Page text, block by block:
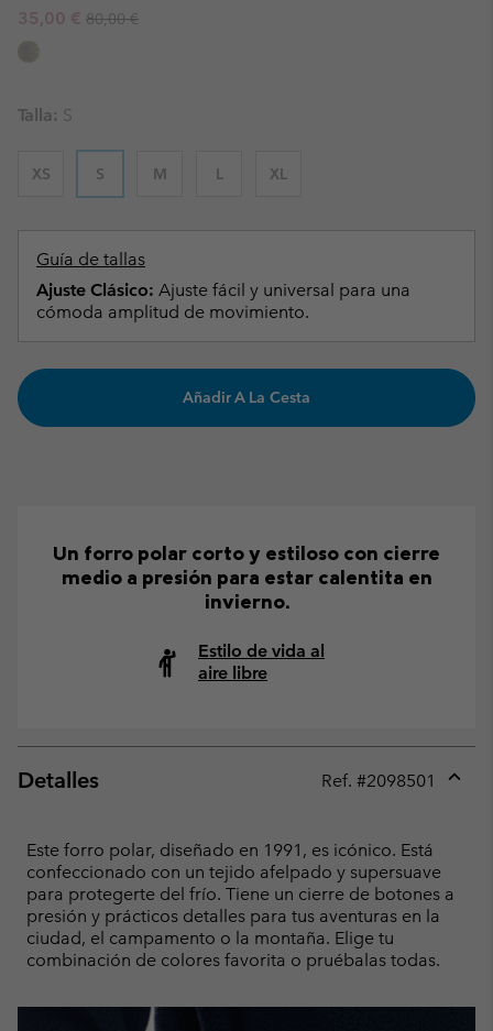
Sale price:
35,00 € Regular price:
80,00 €
Talla: S
XS S M L XL
Guía de tallas
Ajuste Clásico: Ajuste fácil y universal para una
cómoda amplitud de movimiento.
Añadir A La Cesta
Un forro polar corto y estiloso con cierre
medio a presión para estar calentita en
invierno.
Estilo de vida al
aire libre
Detalles Ref. #2098501
Este forro polar, diseñado en 1991, es icónico. Está
confeccionado con un tejido afelpado y supersuave
para protegerte del frío. Tiene un cierre de botones a
presión y prácticos detalles para tus aventuras en la
ciudad, el campamento o la montaña. Elige tu
combinación de colores favorita o pruébalas todas.